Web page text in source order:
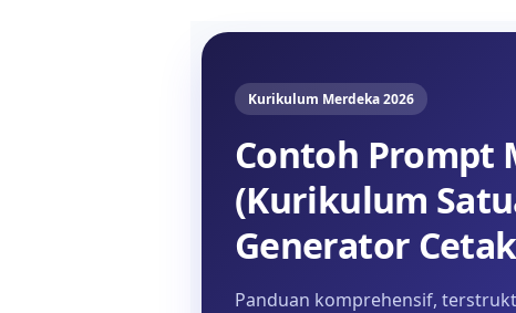
Kurikulum Merdeka 2026
Contoh Prompt
(Kurikulum
Generator Cetak
Panduan komprehensif,